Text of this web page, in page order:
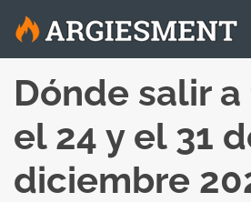
Dónde salir
el 24 y el 31
diciembre